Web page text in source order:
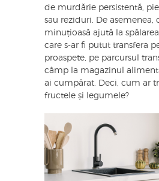
de murdărie persistentă,
sau reziduri. De asemenea,
minuțioasă ajută la
care s-ar fi putut transfera
proaspete, pe parcursul
câmp la magazinul
ai cumpărat. Deci, cum ar
fructele și legumele?